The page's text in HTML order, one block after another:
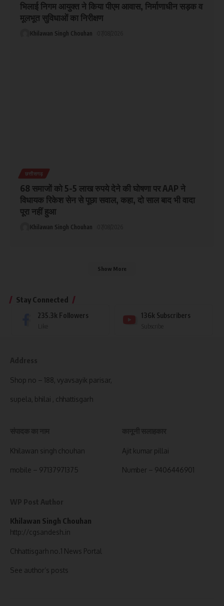
भिलाई निगम आयुक्त ने किया पीएम आवास, निर्माणाधीन सड़क व
मूलभूत सुविधाओं का निरीक्षण
Khilawan Singh Chouhan
छत्तीसगढ़
68 समाजों को 5-5 लाख रुपये देने की घोषणा पर AAP ने
विधायक रिकेश सेन से पूछा सवाल, कहा, दो साल बाद भी वादा
पूरा नहीं हुआ
Khilawan Singh Chouhan
Show More
Stay Connected
235.3k Followers 136k Subscribers
Shop no – 188, vyavsayik parisar,
supela, bhilai , chhattisgarh
Khilawan singh chouhan
mobile – 97137971375
Ajit kumar pillai
Number – 9406446901
Khilawan Singh Chouhan
http://cgsandesh.in
Chhattisgarh no.1 News Portal
See author’s posts